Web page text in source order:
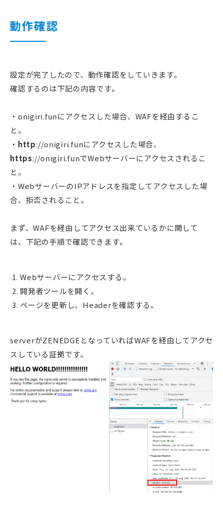
動作確認
設定が完了したので、動作確認をしていきます。
確認するのは下記の内容です。
・onigiri.funにアクセスした場合、WAFを経由するこ
と。
・ http://onigiri.funにアクセスした場合、
https://onigiri.funでWebサーバーにアクセスされるこ
と。
・WebサーバーのIPアドレスを指定してアクセスした場
合、拒否されること。
まず、WAFを経由してアクセス出来ているかに関して
は、下記の手順で確認できます。
Webサーバーにアクセスする。
開発者ツールを開く。
ページを更新し、Headerを確認する。
serverがZENEDGEとなっていればWAFを経由してアクセ
スしている証拠です。